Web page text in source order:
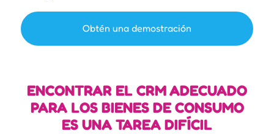
Obtén una demostración
ENCONTRAR EL CRM ADECUADO
PARA LOS BIENES DE CONSUMO
ES UNA TAREA DIFÍCIL